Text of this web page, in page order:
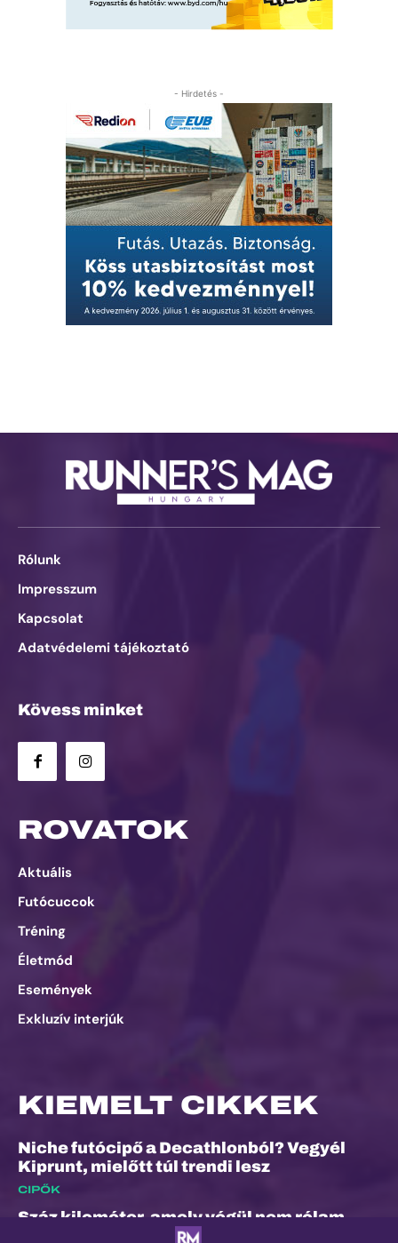
- Hirdetés -
Rólunk
Impresszum
Kapcsolat
Adatvédelemi tájékoztató
Kövess minket
ROVATOK
Aktuális
Futócuccok
Tréning
Életmód
Események
Exkluzív interjúk
KIEMELT CIKKEK
Niche futócipő a Decathlonból? Vegyél
Kiprunt, mielőtt túl trendi lesz
CIPŐK
Száz kilométer, amely végül nem rólam